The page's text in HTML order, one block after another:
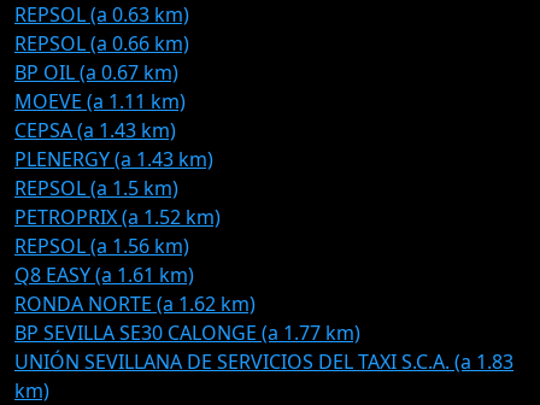
REPSOL (a 0.63 km)
REPSOL (a 0.66 km)
BP OIL (a 0.67 km)
MOEVE (a 1.11 km)
CEPSA (a 1.43 km)
PLENERGY (a 1.43 km)
REPSOL (a 1.5 km)
PETROPRIX (a 1.52 km)
REPSOL (a 1.56 km)
Q8 EASY (a 1.61 km)
RONDA NORTE (a 1.62 km)
BP SEVILLA SE30 CALONGE (a 1.77 km)
UNIÓN SEVILLANA DE SERVICIOS DEL TAXI S.C.A. (a 1.83
km)